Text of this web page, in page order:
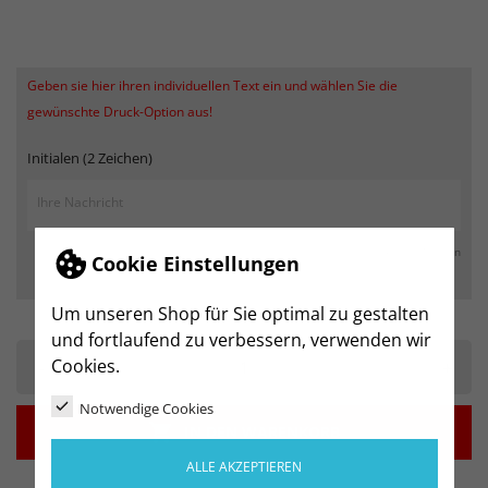
Cookie Einstellungen
Um unseren Shop für Sie optimal zu gestalten
und fortlaufend zu verbessern, verwenden wir
Cookies.
Notwendige Cookies
ALLE AKZEPTIEREN
Geben sie hier ihren individuellen Text ein und wählen Sie die
gewünschte Druck-Option aus!
Initialen (2 Zeichen)
max. 250 Zeichen
